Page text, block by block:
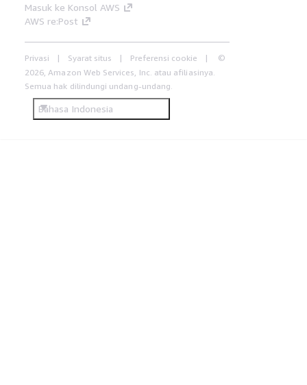
Masuk ke Konsol AWS
AWS re:Post
Privasi Syarat situs Preferensi cookie
©
2026, Amazon Web Services, Inc. atau afiliasinya.
Semua hak dilindungi undang-undang.
Bahasa Indonesia